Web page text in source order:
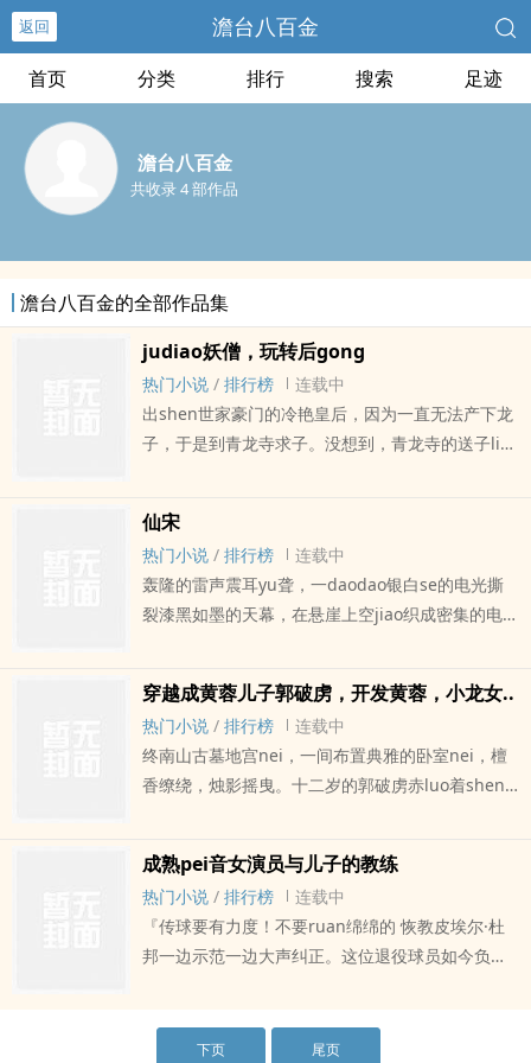
返回 澹台八百金
首页 分类 排行 搜索 足迹
澹台八百金
共收录 4 部作品
澹台八百金的全部作品集
judiao妖僧，玩转后gong
热门小说 / 排行榜
连载中
出shen世家豪门的冷艳皇后，因为一直无法产下龙
子，于是到青龙寺求子。没想到，青龙寺的送子liu
想到，皇帝的后宫妃嫔，太后公主，统统成了妖僧
的玩物。
仙宋
热门小说 / 排行榜
连载中
轰隆的雷声震耳yu聋，一daodao银白se的电光撕
裂漆黑如墨的天幕，在悬崖上空jiao织成密集的电
穿越成黄蓉儿子郭破虏，开发黄蓉，小龙女..
热门小说 / 排行榜
连载中
终南山古墓地宫nei，一间布置典雅的卧室nei，檀
香缭绕，烛影摇曳。十二岁的郭破虏赤luo着shen
成熟pei音女演员与儿子的教练
热门小说 / 排行榜
连载中
『传球要有力度！不要ruan绵绵的 恢教皮埃尔·杜
邦一边示范一边大声纠正。这位退役球员如今负责
下页 尾页